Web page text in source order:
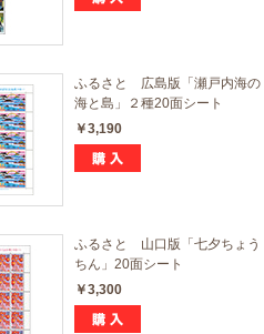
ふるさと 広島版「瀬戸内海の
海と島」２種20面シート
￥3,190
ふるさと 山口版「七夕ちょう
ちん」20面シート
￥3,300